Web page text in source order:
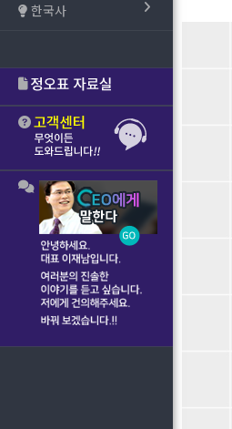
한국사